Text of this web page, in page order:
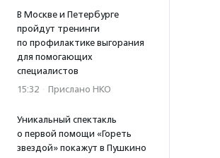
В Москве и Петербурге
пройдут тренинги
по профилактике выгорания
для помогающих
специалистов
15:32 · Прислано НКО
Уникальный спектакль
о первой помощи «Гореть
звездой» покажут в Пушкино